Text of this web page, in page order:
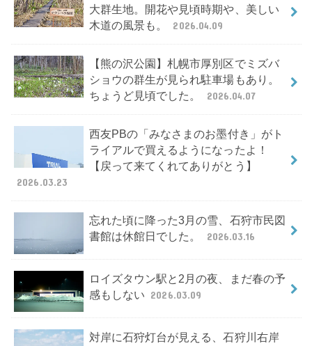
大群生地。開花や見頃時期や、美しい
木道の風景も。
2026.04.09
【熊の沢公園】札幌市厚別区でミズバ
ショウの群生が見られ駐車場もあり。
ちょうど見頃でした。
2026.04.07
西友PBの「みなさまのお墨付き」がト
ライアルで買えるようになったよ！
【戻って来てくれてありがとう】
2026.03.23
忘れた頃に降った3月の雪、石狩市民図
書館は休館日でした。
2026.03.16
ロイズタウン駅と2月の夜、まだ春の予
感もしない 2026.03.09
対岸に石狩灯台が見える、石狩川右岸